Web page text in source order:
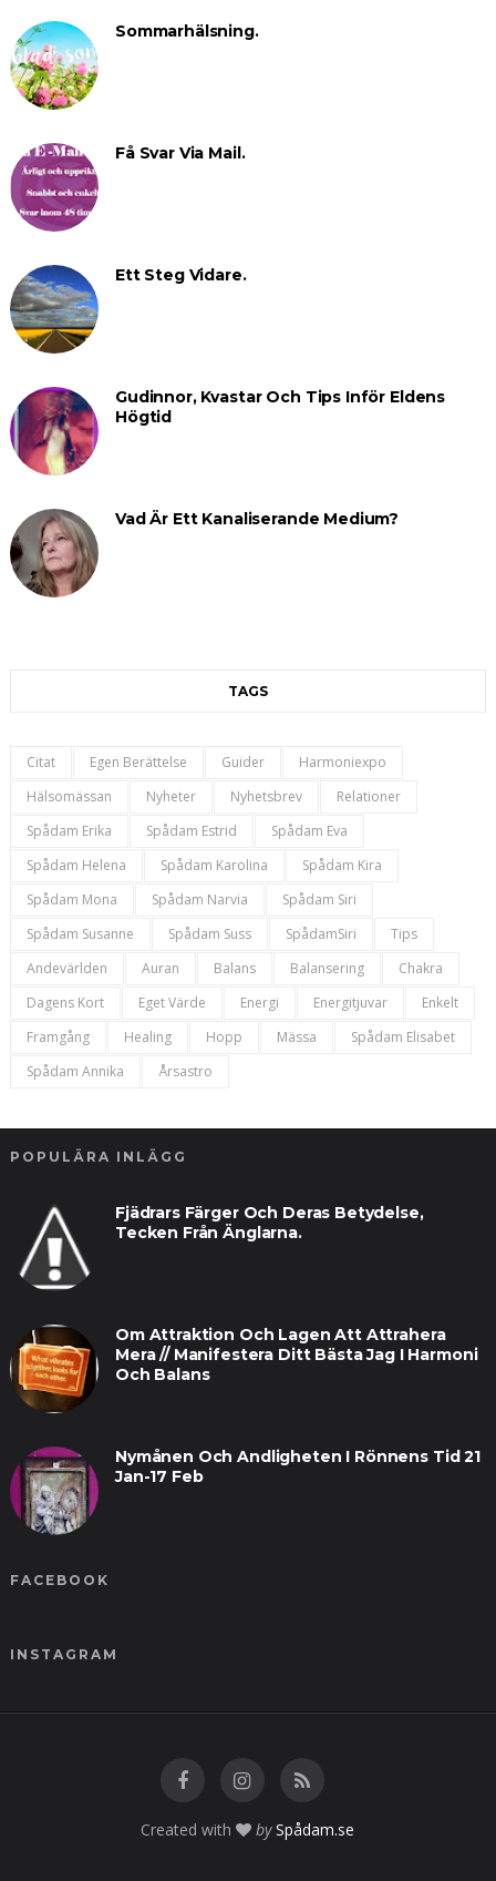
Sommarhälsning.
Få Svar Via Mail.
Ett Steg Vidare.
Gudinnor, Kvastar Och Tips Inför Eldens
Högtid
Vad Är Ett Kanaliserande Medium?
TAGS
Citat Egen Berättelse Guider
Harmoniexpo
Hälsomässan
Nyheter Nyhetsbrev
Relationer
Spådam Erika
Spådam Estrid
Spådam Eva
Spådam Helena
Spådam Karolina
Spådam Kira
Spådam Mona
Spådam Narvia
Spådam Siri
Spådam Susanne
Spådam Suss SpådamSiri
Tips
Andevärlden
Auran Balans Balansering
Chakra
Dagens Kort
Eget Värde Energi Energitjuvar
Enkelt
Framgång
Healing Hopp Mässa
Spådam Elisabet
Spådam Annika
Årsastro
POPULÄRA INLÄGG
Fjädrars Färger Och Deras Betydelse,
Tecken Från Änglarna.
Om Attraktion Och Lagen Att Attrahera
Mera // Manifestera Ditt Bästa Jag I Harmoni
Och Balans
Nymånen Och Andligheten I Rönnens Tid 21
Jan-17 Feb
FACEBOOK
INSTAGRAM
Created with by Spådam.se